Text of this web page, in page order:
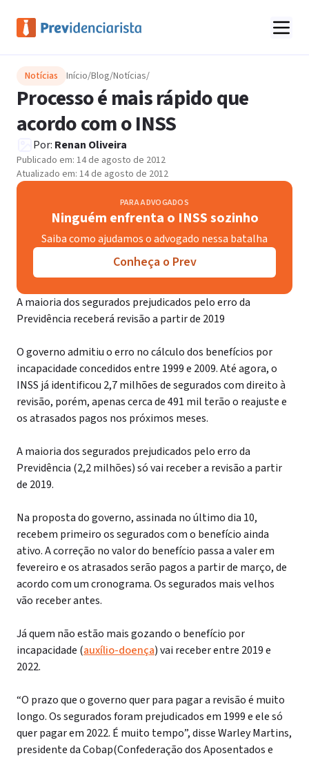
Notícias Início/Blog/Notícias/
Processo é mais rápido que
acordo com o INSS
Por: Renan Oliveira
Publicado em: 14 de agosto de 2012
Atualizado em: 14 de agosto de 2012
PARA ADVOGADOS
Ninguém enfrenta o INSS sozinho
Saiba como ajudamos o advogado nessa batalha
Conheça o Prev
A maioria dos segurados prejudicados pelo erro da
Previdência receberá revisão a partir de 2019
O governo admitiu o erro no cálculo dos benefícios por
incapacidade concedidos entre 1999 e 2009. Até agora, o
INSS já identificou 2,7 milhões de segurados com direito à
revisão, porém, apenas cerca de 491 mil terão o reajuste e
os atrasados pagos nos próximos meses.
A maioria dos segurados prejudicados pelo erro da
Previdência (2,2 milhões) só vai receber a revisão a partir
de 2019.
Na proposta do governo, assinada no último dia 10,
recebem primeiro os segurados com o benefício ainda
ativo. A correção no valor do benefício passa a valer em
fevereiro e os atrasados serão pagos a partir de março, de
acordo com um cronograma. Os segurados mais velhos
vão receber antes.
Já quem não estão mais gozando o benefício por
incapacidade (auxílio-doença) vai receber entre 2019 e
2022.
“O prazo que o governo quer para pagar a revisão é muito
longo. Os segurados foram prejudicados em 1999 e ele só
quer pagar em 2022. É muito tempo”, disse Warley Martins,
presidente da Cobap(Confederação dos Aposentados e